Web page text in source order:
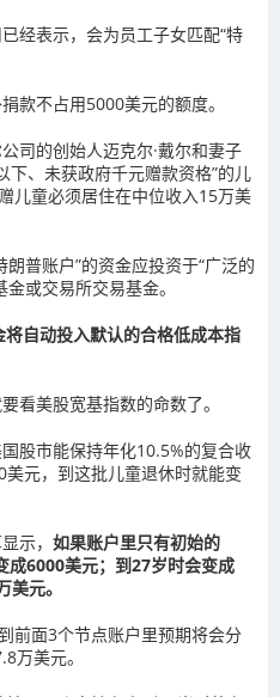
经表示，会为员工子女匹配“特
款不占用5000美元的额度。
司的创始人迈克尔·戴尔和妻子
下、未获政府千元赠款资格”的儿
儿童必须居住在中位收入15万美
普账户”的资金应投资于“广泛的
金或交易所交易基金。
将自动投入默认的合格低成本指
看美股宽基指数的命数了。
股市能保持年化10.5%的复合收
元，到这批儿童退休时就能变
示， 如果账户里只有初始的
成6000美元；到27岁时会变成
元。
前面3个节点账户里预期将会分
万美元。